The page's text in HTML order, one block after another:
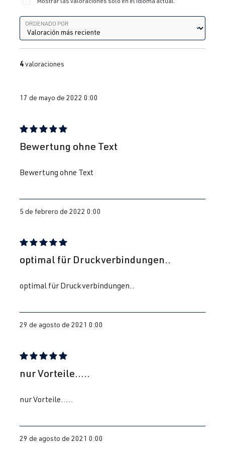
Ordenado por
ORDENADO POR
4valoraciones
17 de mayo de 2022 0:00
Reseña con calificación de 5 de 5 estrellas
Bewertung ohne Text
Bewertung ohne Text
5 de febrero de 2022 0:00
Reseña con calificación de 5 de 5 estrellas
optimal für Druckverbindungen..
optimal für Druckverbindungen..
29 de agosto de 2021 0:00
Reseña con calificación de 5 de 5 estrellas
nur Vorteile.....
nur Vorteile.....
29 de agosto de 2021 0:00